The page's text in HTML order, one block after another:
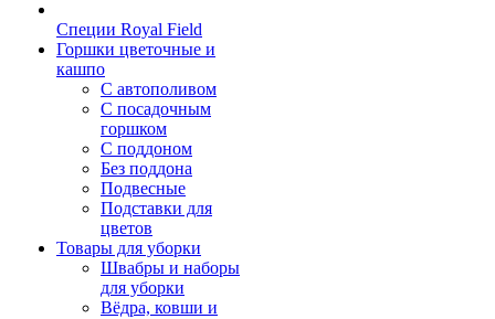
Специи Royal Field
Горшки цветочные и
кашпо
С автополивом
С посадочным
горшком
С поддоном
Без поддона
Подвесные
Подставки для
цветов
Товары для уборки
Швабры и наборы
для уборки
Вёдра, ковши и